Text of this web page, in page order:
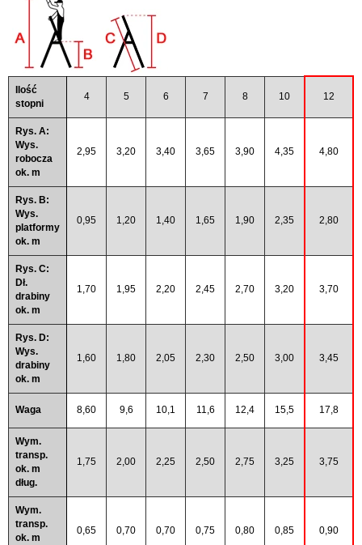
Ilość
stopni
4 5 6 7 8 10 12
Rys. A:
Wys.
robocza
ok. m
2,95 3,20 3,40 3,65 3,90 4,35 4,80
Rys. B:
Wys.
platformy
ok. m
0,95 1,20 1,40 1,65 1,90 2,35 2,80
Rys. C:
Dł.
drabiny
ok. m
1,70 1,95 2,20 2,45 2,70 3,20 3,70
Rys. D:
Wys.
drabiny
ok. m
1,60 1,80 2,05 2,30 2,50 3,00 3,45
Waga 8,60 9,6 10,1 11,6 12,4 15,5 17,8
Wym.
transp.
ok. m
dług.
1,75 2,00 2,25 2,50 2,75 3,25 3,75
Wym.
transp.
ok. m
0,65 0,70 0,70 0,75 0,80 0,85 0,90